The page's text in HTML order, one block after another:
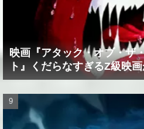
映画『アタック・オブ・ザ
ト』くだらなすぎるZ級映
の数々！？